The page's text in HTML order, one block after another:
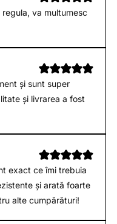
va multumesc
și sunt super
și livrarea a fost
exact ce îmi trebuia
și arată foarte
alte cumpărături!